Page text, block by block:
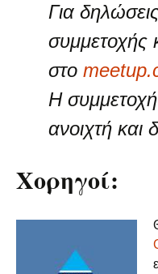
Για
συμμετοχής
στο
Η
ανοιχτή και
Χορηγοί: